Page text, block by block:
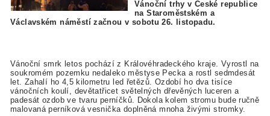
Vánoční trhy v České republice
na Staroměstském a
Václavském náměstí začnou v sobotu 26. listopadu.
Vánoční smrk letos pochází z Královéhradeckého kraje. Vyrostl na
soukromém pozemku nedaleko městyse Pecka a rostl sedmdesát
let. Zahalí ho 4,5 kilometru led řetězů. Ozdobí ho dva tisíce
vánočních koulí, devětatřicet světelných dřevěných luceren a
padesát ozdob ve tvaru perníčků. Dokola kolem stromu bude ručně
malovaná perníková vesnička doplněná mnoha živými stromky.